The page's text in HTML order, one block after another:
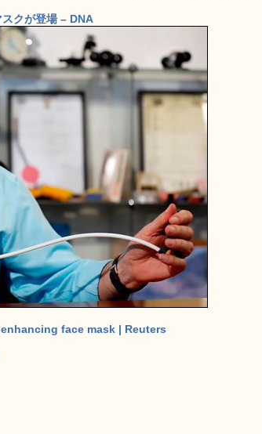
クが登場 – DNA
face mask | Reuters